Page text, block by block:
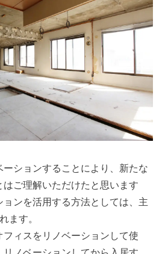
ションすることにより、新たな
ご理解いただけたと思います
ンを活用する方法としては、主
ます。
ィスをリノベーションして使